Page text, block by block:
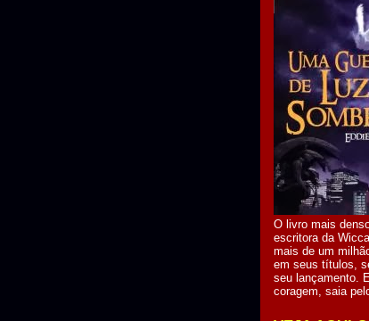
O livro mais
escritora da
mais de um
em seus títulos,
seu lançamento.
coragem, saia